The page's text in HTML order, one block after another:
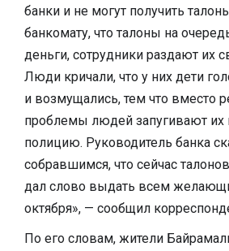
банки и не могут получить
банкомату, что талоны на
деньги, сотрудники раздают их
Люди кричали, что у них дети
и возмущались, тем что вместо
проблемы людей запугивают
полицию. Руководитель банка
собравшимся, что сейчас
дал слово выдать всем
октября», — сообщил
По его словам, жители